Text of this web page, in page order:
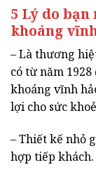
5 Lý do
khoáng
– Là thương
có từ năm
khoáng vĩnh
lợi cho sức
– Thiết kế nhỏ
hợp tiếp khách.